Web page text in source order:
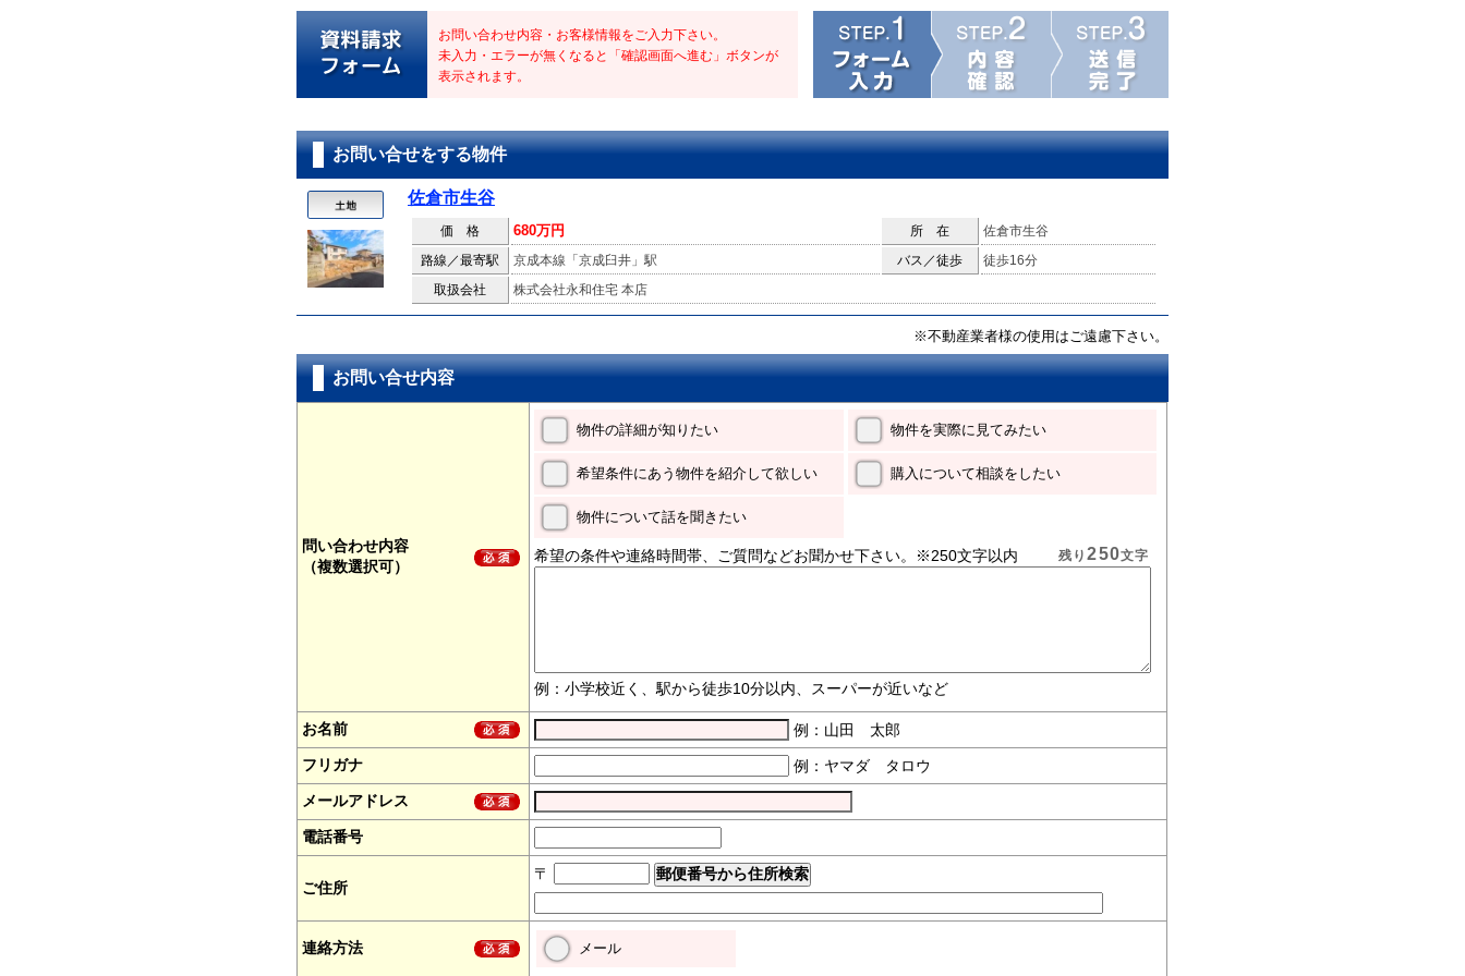
お問い合わせ内容・お客様情報をご入力下さい。
未入力・エラーが無くなると「確認画面へ進む」ボタンが
表示されます。
お問い合せをする物件
佐倉市生谷
価 格 680万円 所 在
佐倉市生谷
路線／最寄駅
京成本線「京成臼井」駅 バス／徒歩
徒歩16分
取扱会社
株式会社永和住宅 本店
※不動産業者様の使用はご遠慮下さい。
お問い合せ内容
問い合わせ内容
（複数選択可）
物件の詳細が知りたい 物件を実際に見てみたい
希望条件にあう物件を紹介して欲しい 購入について相談をしたい
物件について話を聞きたい
希望の条件や連絡時間帯、ご質問などお聞かせ下さい。※250文字以内
例：小学校近く、駅から徒歩10分以内、スーパーが近いなど
残り250文字
お名前
例：山田 太郎
フリガナ
例：ヤマダ タロウ
メールアドレス
電話番号
ご住所
〒
連絡方法 メール